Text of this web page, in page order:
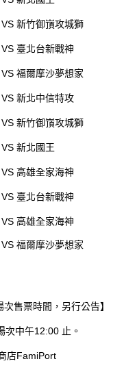
新竹御嵿攻城獅
臺北台新戰神
福爾摩沙夢想家
新北中信特攻
新竹御嵿攻城獅
新北國王
高雄全家海神
臺北台新戰神
高雄全家海神
福爾摩沙夢想家
售票時間，另行公告】
中午12:00 止。
店FamiPort